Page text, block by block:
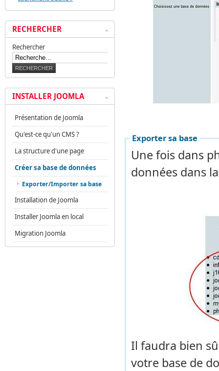
Exporter sa base
Une fois dans
données dans
Il faudra bien
votre base de
RECHERCHER
Rechercher
INSTALLER JOOMLA
Présentation de Joomla
Qu'est-ce qu'un CMS ?
La structure d'une page
Créer sa base de données
Exporter/Importer sa base
Installation de Joomla
Installer Joomla en local
Migration Joomla